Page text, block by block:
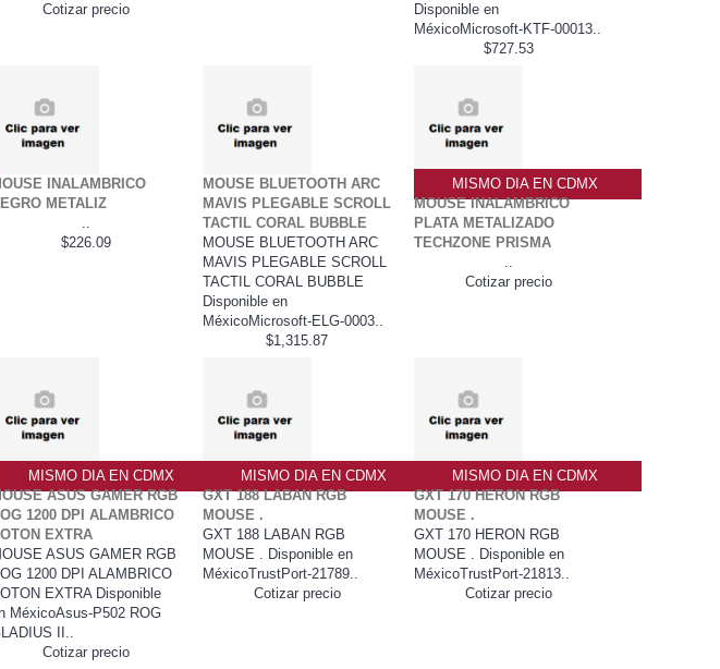
Cotizar precio
Disponible en
MéxicoMicrosoft-KTF-00013..
$727.53
INALAMBRICO
METALIZ
..
$226.09
MOUSE BLUETOOTH ARC
MAVIS PLEGABLE SCROLL
TACTIL CORAL BUBBLE
MOUSE BLUETOOTH ARC
MAVIS PLEGABLE SCROLL
TACTIL CORAL BUBBLE
Disponible en
MéxicoMicrosoft-ELG-0003..
$1,315.87
MISMO DIA EN CDMX
MOUSE INALAMBRICO
PLATA METALIZADO
TECHZONE PRISMA
..
Cotizar precio
MISMO DIA EN CDMX
ASUS GAMER RGB
1200 DPI ALAMBRICO
EXTRA
ASUS GAMER RGB
1200 DPI ALAMBRICO
EXTRA Disponible
MéxicoAsus-P502 ROG
II..
Cotizar precio
MISMO DIA EN CDMX
GXT 188 LABAN RGB
MOUSE .
GXT 188 LABAN RGB
MOUSE . Disponible en
MéxicoTrustPort-21789..
Cotizar precio
MISMO DIA EN CDMX
GXT 170 HERON RGB
MOUSE .
GXT 170 HERON RGB
MOUSE . Disponible en
MéxicoTrustPort-21813..
Cotizar precio